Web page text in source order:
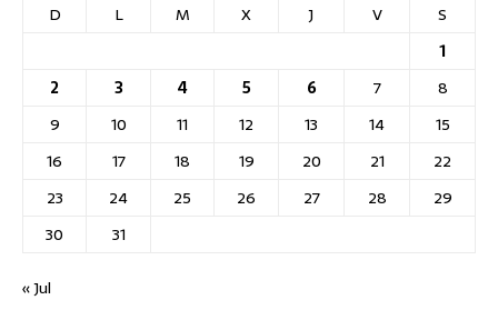
D
L M X J V
S
1
2
3 4 5 6 7
8
9
10 11 12 13 14
15
16
17 18 19 20 21
22
23
24 25 26 27 28
29
30
31
« Jul